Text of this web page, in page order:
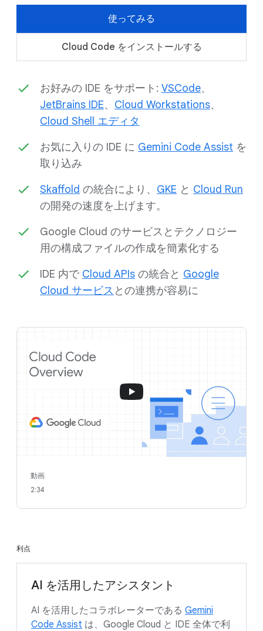
使ってみる
Cloud Code をインストールする
お好みの IDE をサポート: VSCode、
JetBrains IDE、 Cloud Workstations、
Cloud Shell エディタ
お気に入りの IDE に Gemini Code Assist を
取り込み
Skaffold の統合により、 GKE と Cloud Run
の開発の速度を上げます。
Google Cloud のサービスとテクノロジー
用の構成ファイルの作成を簡素化する
IDE 内で Cloud APIs の統合と Google
Cloud サービス との連携が容易に
動画
2:34
利点
AI を活用したアシスタント
AI を活用したコラボレーターである Gemini
Code Assist は、Google Cloud と IDE 全体で利